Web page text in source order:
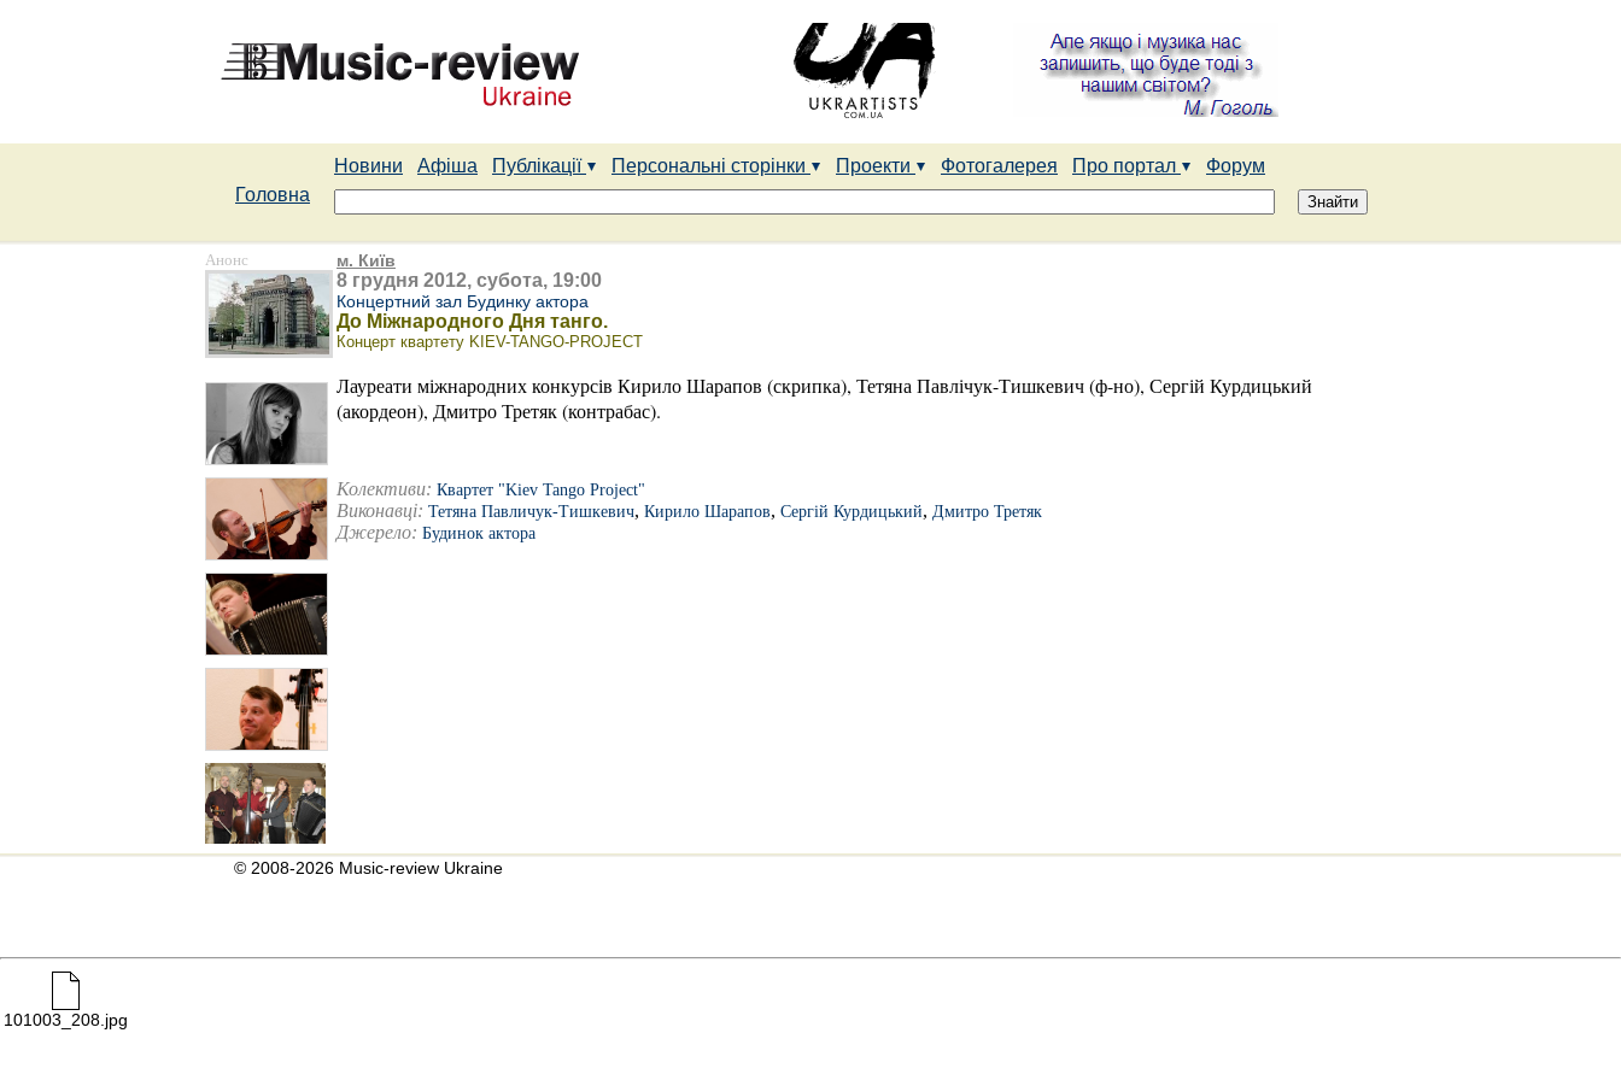
Новини Афіша Публікації Персональні сторінки Проекти Фотогалерея Про портал
Форум
Головна
Анонс м. Київ
8 грудня 2012, субота, 19:00
Концертний зал Будинку актора
До Міжнародного Дня танго.
Концерт квартету KIEV-TANGO-PROJECT
Лауреати міжнародних конкурсів Кирило Шарапов (скрипка), Тетяна Павлічук-Тишкевич (ф-но), Сергій Курдицький
(акордеон), Дмитро Третяк (контрабас).
Колективи: Квартет "Kiev Tango Project"
Виконавці: Тетяна Павличук-Тишкевич, Кирило Шарапов, Сергій Курдицький, Дмитро Третяк
Джерело: Будинок актора
© 2008-2026 Music-review Ukraine
101003_208.jpg